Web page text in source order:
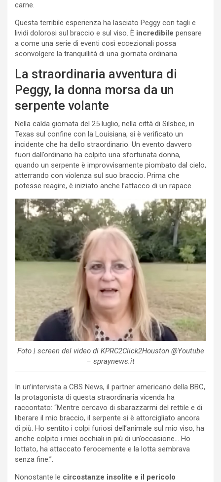
carne.
Questa terribile esperienza ha lasciato Peggy con tagli e
lividi dolorosi sul braccio e sul viso. È incredibile pensare
a come una serie di eventi così eccezionali possa
sconvolgere la tranquillità di una giornata ordinaria.
La straordinaria avventura di
Peggy, la donna morsa da un
serpente volante
Nella calda giornata del 25 luglio, nella città di Silsbee, in
Texas sul confine con la Louisiana, si è verificato un
incidente che ha dello straordinario. Un evento davvero
fuori dall’ordinario ha colpito una sfortunata donna,
quando un serpente è improvvisamente piombato dal cielo,
atterrando con violenza sul suo braccio. Prima che
potesse reagire, è iniziato anche l’attacco di un rapace.
Foto | screen del video di KPRC2Click2Houston @Youtube
– spraynews.it
In un’intervista a CBS News, il partner americano della BBC,
la protagonista di questa straordinaria vicenda ha
raccontato: “Mentre cercavo di sbarazzarmi del rettile e di
liberare il mio braccio, il serpente si è attorcigliato ancora
di più. Ho sentito i colpi furiosi dell’animale sul mio viso, ha
anche colpito i miei occhiali in più di un’occasione… Ho
lottato, ha attaccato ferocemente e la lotta sembrava
senza fine.”.
Nonostante le circostanze insolite e il pericolo